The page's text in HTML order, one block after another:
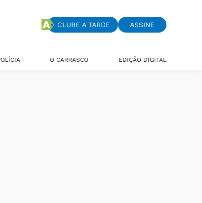
CLUBE A TARDE ASSINE
O CARRASCO EDIÇÃO DIGITAL